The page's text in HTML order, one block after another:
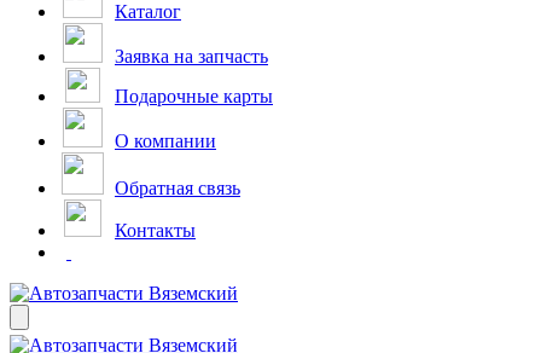
Каталог
Заявка на запчасть
Подарочные карты
О компании
Обратная связь
Контакты